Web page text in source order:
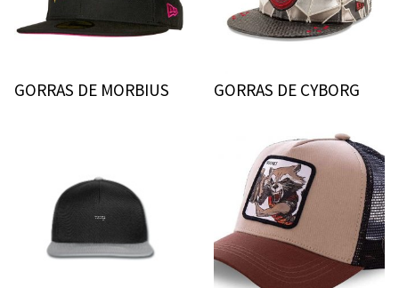
GORRAS DE MORBIUS GORRAS DE CYBORG